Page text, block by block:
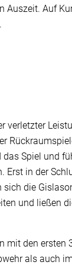
Auszeit. Auf
verletzter
Spiel und
Erst in der
sich die
und ließen
mit den ersten
als auch